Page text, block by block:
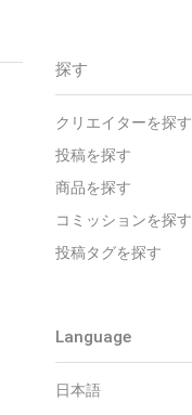
探す
クリエイターを探す
投稿を探す
商品を探す
コミッションを探す
投稿タグを探す
Language
日本語